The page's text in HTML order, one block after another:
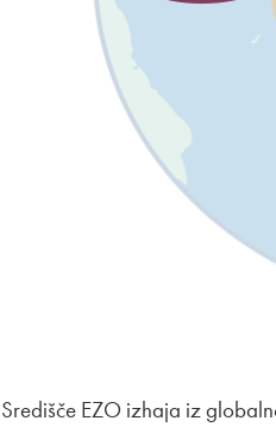
Središče EZO izhaja iz